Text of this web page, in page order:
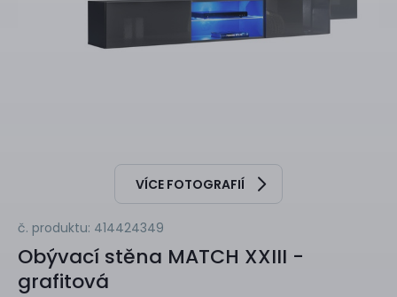
VÍCE FOTOGRAFIÍ
č. produktu: 414424349
Obývací stěna MATCH XXIII -
grafitová